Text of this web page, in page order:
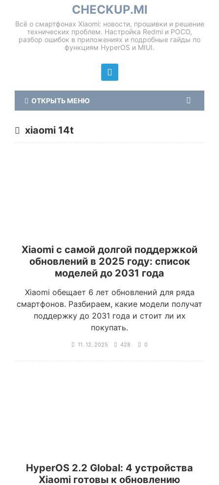
CHECKUP.MI
Всё о смартфонах Xiaomi: новости, прошивки и решение
технических проблем. Настройка Redmi и POCO,
разбор ошибок в приложениях и подробные гайды по
функциям HyperOS и MIUI.
ОТКРЫТЬ МЕНЮ
xiaomi 14t
Xiaomi с самой долгой поддержкой
обновлений в 2025 году: список
моделей до 2031 года
Xiaomi обещает 6 лет обновлений для ряда
смартфонов. Разбираем, какие модели получат
поддержку до 2031 года и стоит ли их
покупать.
11. 12. 2025 428 0
HyperOS 2.2 Global: 4 устройства
Xiaomi готовы к обновлению